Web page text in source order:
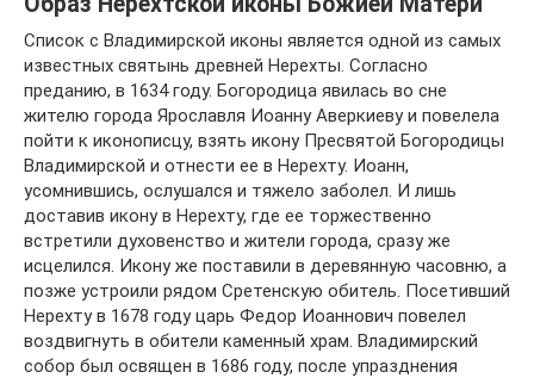
Список с Владимирской иконы является одной из самых
известных святынь древней Нерехты. Согласно
преданию, в 1634 году. Богородица явилась во сне
жителю города Ярославля Иоанну Аверкиеву и повелела
пойти к иконописцу, взять икону Пресвятой Богородицы
Владимирской и отнести ее в Нерехту. Иоанн,
усомнившись, ослушался и тяжело заболел. И лишь
доставив икону в Нерехту, где ее торжественно
встретили духовенство и жители города, сразу же
исцелился. Икону же поставили в деревянную часовню, а
позже устроили рядом Сретенскую обитель. Посетивший
Нерехту в 1678 году царь Федор Иоаннович повелел
воздвигнуть в обители каменный храм. Владимирский
собор был освящен в 1686 году, после упразднения